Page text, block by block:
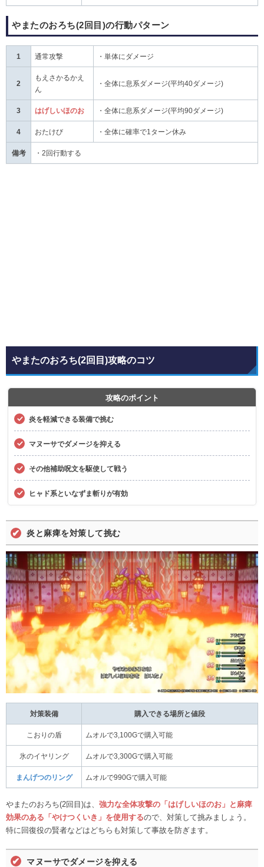
やまたのおろち(2回目)の行動パターン
1 通常攻撃 ・単体にダメージ
2
もえさかるかえ
ん
・全体に息系ダメージ(平均40ダメージ)
3 はげしいほのお ・全体に息系ダメージ(平均90ダメージ)
4 おたけび ・全体に確率で1ターン休み
備考 ・2回行動する
やまたのおろち(2回目)攻略のコツ
攻略のポイント
炎を軽減できる装備で挑む
マヌーサでダメージを抑える
その他補助呪文を駆使して戦う
ヒャド系といなずま斬りが有効
炎と麻痺を対策して挑む
対策装備 購入できる場所と値段
こおりの盾 ムオルで3,100Gで購入可能
氷のイヤリング ムオルで3,300Gで購入可能
まんげつのリング ムオルで990Gで購入可能
やまたのおろち(2回目)は、 強力な全体攻撃の「はげしいほのお」と麻痺
効果のある「やけつくいき」を使用するので、対策して挑みましょう。
特に回復役の賢者などはどちらも対策して事故を防ぎます。
マヌーサでダメージを抑える